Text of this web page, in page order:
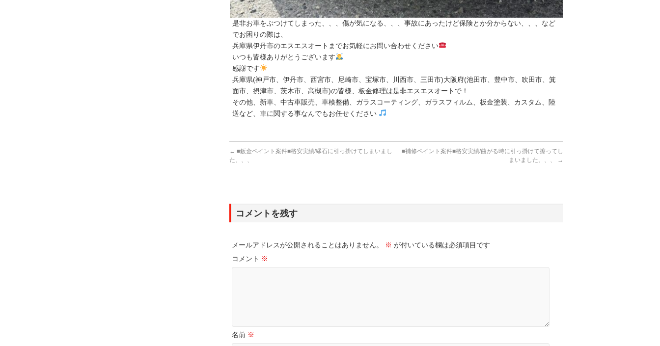
是非お車をぶつけてしまった、、、傷が気になる、、、事故にあったけど保険とか分からない、、、など
でお困りの際は、
兵庫県伊丹市のエスエスオートまでお気軽にお問い合わせください
いつも皆様ありがとうございます
感謝です
兵庫県(神戸市、伊丹市、西宮市、尼崎市、宝塚市、川西市、三田市)大阪府(池田市、豊中市、吹田市、箕
面市、摂津市、茨木市、高槻市)の皆様、板金修理は是非エスエスオートで！
その他、新車、中古車販売、車検整備、ガラスコーティング、ガラスフィルム、板金塗装、カスタム、陸
送など、車に関する事なんでもお任せください
← ■鈑金ペイント案件■格安実績/縁石に引っ掛けてしまいまし
た、、、
■補修ペイント案件■格安実績/曲がる時に引っ掛けて擦ってし
まいました、、、
→
コメントを残す
メールアドレスが公開されることはありません。 ※ が付いている欄は必須項目です
コメント ※
名前 ※